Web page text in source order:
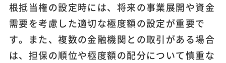
根抵当権の設定時には、将来の事業展開や資金
需要を考慮した適切な極度額の設定が重要で
す。また、複数の金融機関との取引がある場合
は、担保の順位や極度額の配分について慎重な